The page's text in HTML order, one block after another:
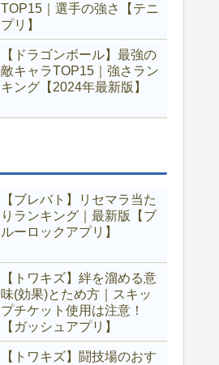
TOP15｜選手の強さ【テニ
プリ】
【ドラゴンボール】最強の
敵キャラTOP15｜強さラン
キング【2024年最新版】
【ブレバト】リセマラ当た
りランキング｜最新版【ブ
ルーロックアプリ】
【トワキズ】絆を溜める意
味(効果)とため方｜スキッ
プチケット使用は注意！
【ガッシュアプリ】
【トワキズ】闘技場のおす